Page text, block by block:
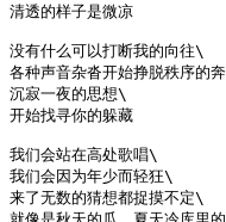
清透的样子是微凉
没有什么可以打断我的向往\
各种声音杂沓开始挣脱秩序的
沉寂一夜的思想\
开始找寻你的躲藏
我们会站在高处歌唱\
我们会因为年少而轻狂\
来了无数的猜想都捉摸不定\